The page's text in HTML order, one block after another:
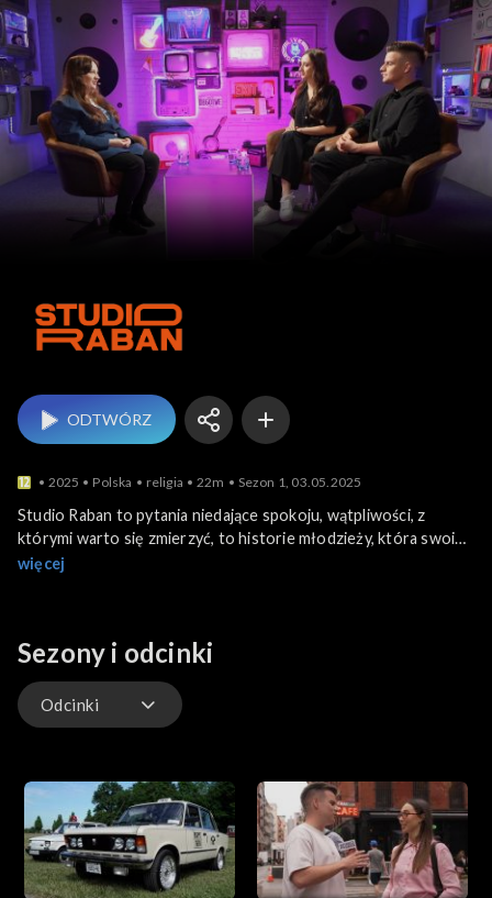
Studio Raban
ODTWÓRZ
2025 Polska religia 22m Sezon 1, 03.05.2025
Studio Raban to pytania niedające spokoju, wątpliwości, z
którymi warto się zmierzyć, to historie młodzieży, która swoim
życiem i działaniem inspiruje innych. Z niektórymi bohaterami
programie zagoszczą bohaterowie z Polski, jak i z zagranicy.
więcej
Sezony i odcinki
Odcinki